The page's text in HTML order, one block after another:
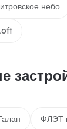
небо
ФЛЭТ